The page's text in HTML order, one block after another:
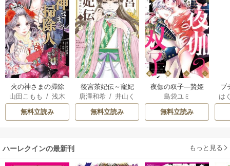
火の神さまの掃除
人ですが、いつの
間にか花嫁として
溺愛されています
山田こもも /浅木
伊都/SNC
無料立読み
後宮茶妃伝～寵妃
は愛より茶が欲し
い～
唐澤和希 /井山く
らげ
無料立読み
夜伽の双子―贄姫
は二人の王子に愛
される―
島袋ユミ
無料立読み
ブ
復
は
ハーレクインの最新刊 もっと見る